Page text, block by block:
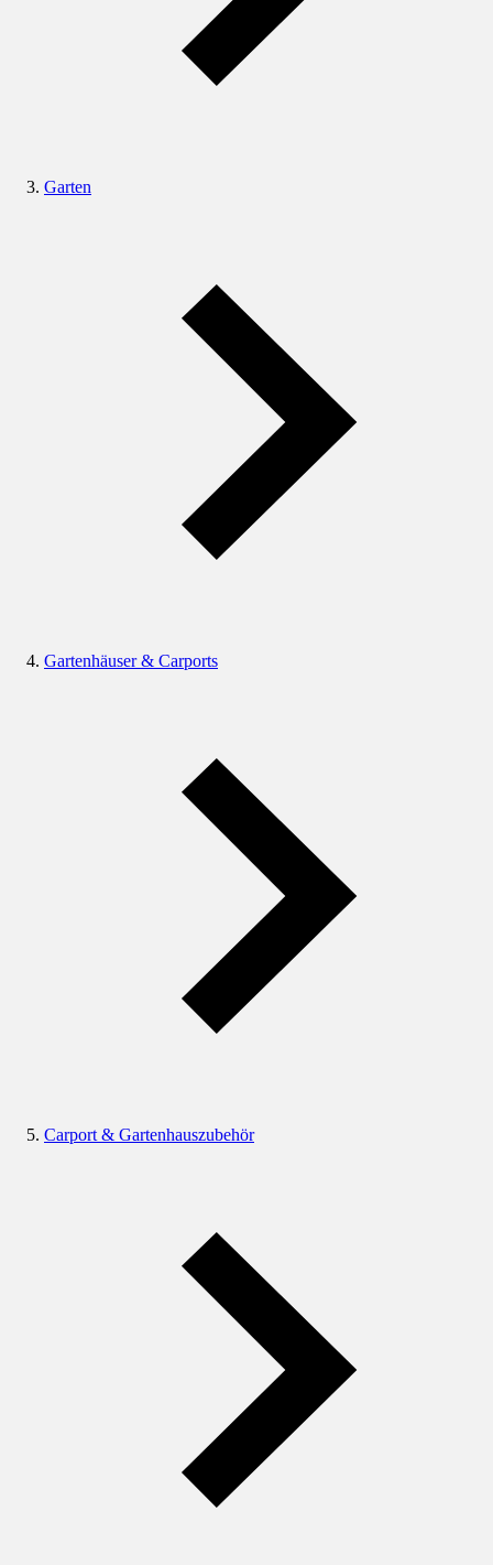
Garten
Gartenhäuser & Carports
Carport & Gartenhauszubehör